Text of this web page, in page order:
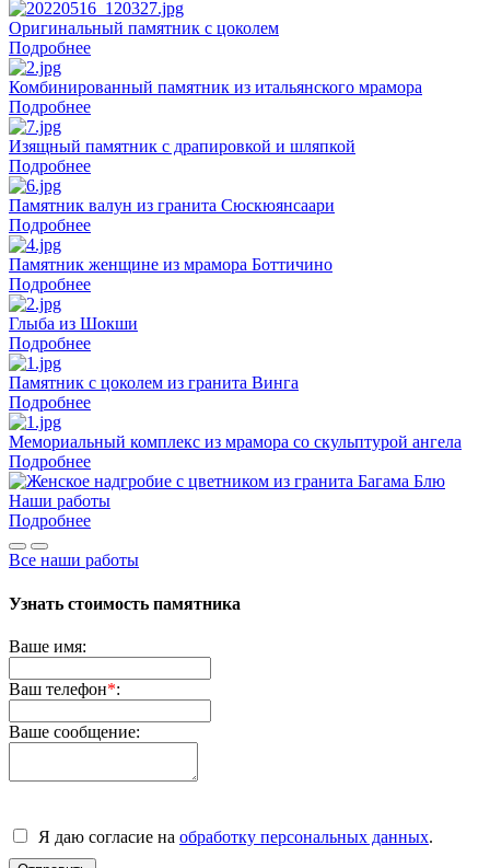
Оригинальный памятник с цоколем
Подробнее
Комбинированный памятник из итальянского мрамора
Подробнее
Изящный памятник с драпировкой и шляпкой
Подробнее
Памятник валун из гранита Сюскюянсаари
Подробнее
Памятник женщине из мрамора Боттичино
Подробнее
Глыба из Шокши
Подробнее
Памятник с цоколем из гранита Винга
Подробнее
Мемориальный комплекс из мрамора со скульптурой ангела
Подробнее
Наши работы
Подробнее
Все наши работы
Узнать стоимость памятника
Ваше имя:
Ваш телефон*:
Ваше сообщение:
Я даю согласие на обработку персональных данных.